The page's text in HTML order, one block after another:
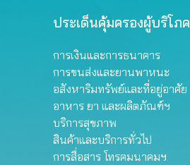
ประเด็นคุ้มครองผู้บริโภค
การเงินและการธนาคาร
การขนส่งและยานพาหนะ
อสังหาริมทรัพย์และที่อยู่อาศัย
อาหาร ยา และผลิตภัณฑ์ฯ
บริการสุขภาพ
สินค้าและบริการทั่วไป
การสื่อสาร โทรคมนาคมฯ